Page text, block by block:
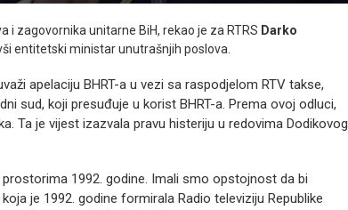
i zagovornika unitarne BiH, rekao je za RTRS Darko
entitetski ministar unutrašnjih poslova.
apelaciju BHRT-a u vezi sa raspodjelom RTV takse,
sud, koji presuđuje u korist BHRT-a. Prema ovoj odluci,
Ta je vijest izazvala pravu histeriju u redovima Dodikovog
1992. godine. Imali smo opstojnost da bi
je 1992. godine formirala Radio televiziju Republike